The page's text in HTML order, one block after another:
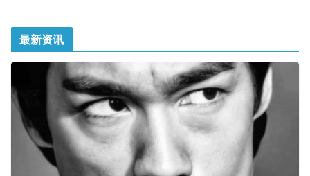
最新资讯